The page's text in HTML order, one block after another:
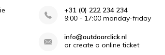
+31 (0) 222 234 234
9:00 - 17:00 monday-friday
info@outdoorclick.nl
or create a online ticket